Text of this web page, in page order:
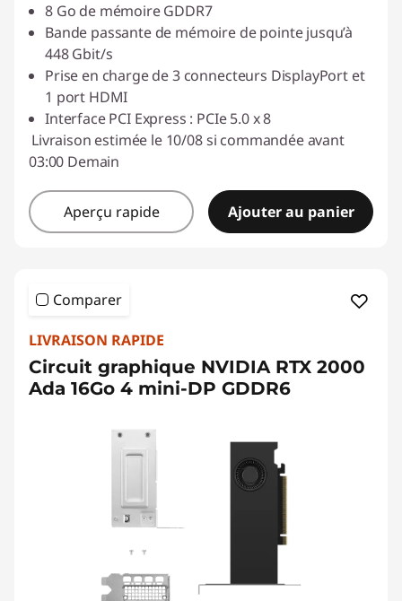
8 Go de mémoire GDDR7
Bande passante de mémoire de pointe jusqu’à
448 Gbit/s
Prise en charge de 3 connecteurs DisplayPort et
1 port HDMI
Interface PCI Express : PCIe 5.0 x 8
Livraison estimée le 10/08 si commandée avant
03:00 Demain
Aperçu rapide Ajouter au panier
Comparer
LIVRAISON RAPIDE
Circuit graphique NVIDIA RTX 2000
Ada 16Go 4 mini-DP GDDR6